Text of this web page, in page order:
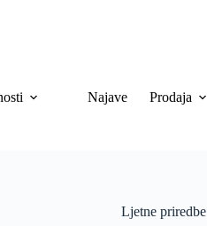
Najave Prodaja
Ljetne priredbe